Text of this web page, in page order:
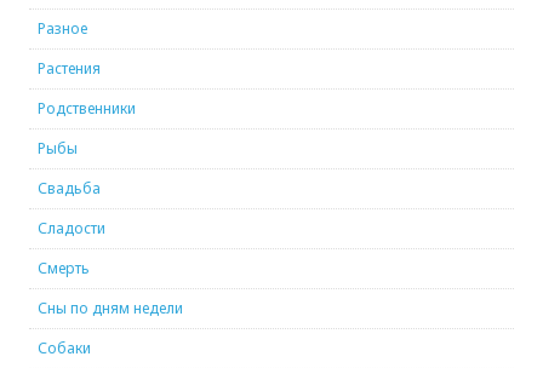
Разное
Растения
Родственники
Рыбы
Свадьба
Сладости
Смерть
Сны по дням недели
Собаки